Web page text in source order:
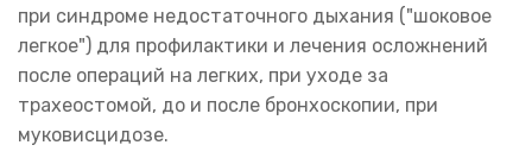
при синдроме недостаточного дыхания ("шоковое
легкое") для профилактики и лечения осложнений
после операций на легких, при уходе за
трахеостомой, до и после бронхоскопии, при
муковисцидозе.